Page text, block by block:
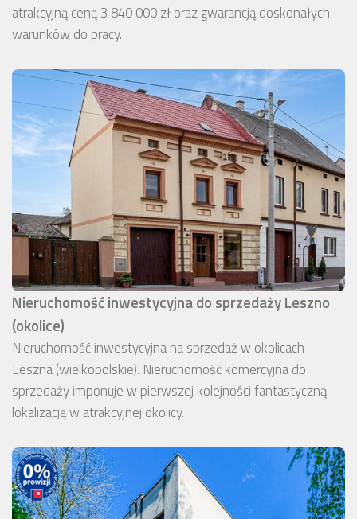
atrakcyjną ceną 3 840 000 zł oraz gwarancją doskonałych
warunków do pracy.
Nieruchomość inwestycyjna do sprzedaży Leszno
(okolice)
Nieruchomość inwestycyjna na sprzedaż w okolicach
Leszna (wielkopolskie). Nieruchomość komercyjna do
sprzedaży imponuje w pierwszej kolejności fantastyczną
lokalizacją w atrakcyjnej okolicy.